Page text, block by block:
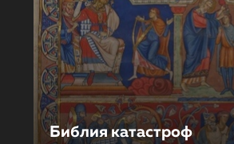
Библия катастроф